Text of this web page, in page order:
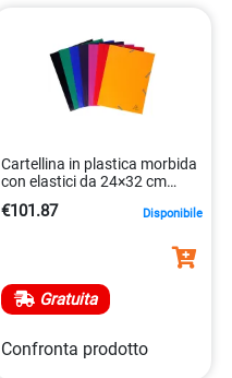
Cartellina in plastica morbida
con elastici da 24×32 cm
€101.87 Disponibile
Gratuita
Confronta prodotto